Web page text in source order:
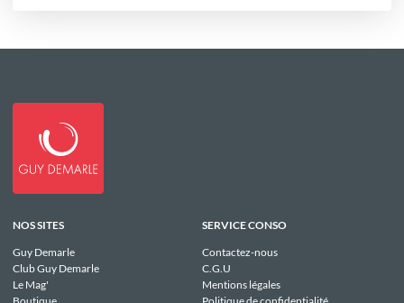
NOS SITES
Guy Demarle
Club Guy Demarle
Le Mag'
SERVICE CONSO
Contactez-nous
C.G.U
Mentions légales